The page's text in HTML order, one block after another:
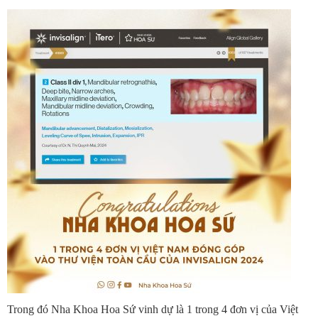
Trong đó Nha Khoa Hoa Sứ vinh dự là 1 trong 4 đơn vị của Việt